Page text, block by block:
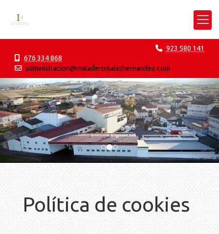
923 580 141
676 334 868
administracion
mataderoisaiashernandez.com
prev
Política de cookies